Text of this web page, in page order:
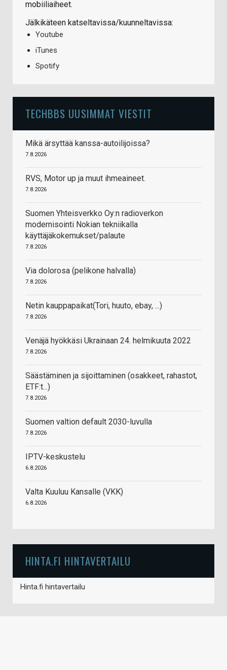
mobiiliaiheet.
Jälkikäteen katseltavissa/kuunneltavissa:
Youtube
iTunes
Spotify
TECHBBS UUSIMMAT VIESTIT
Mikä ärsyttää kanssa-autoilijoissa?
7.8.2026
RVS, Motor up ja muut ihmeaineet.
7.8.2026
Suomen Yhteisverkko Oy:n radioverkon
modernisointi Nokian tekniikalla
käyttäjäkokemukset/palaute
7.8.2026
Via dolorosa (pelikone halvalla)
7.8.2026
Netin kauppapaikat(Tori, huuto, ebay, ...)
7.8.2026
Venäjä hyökkäsi Ukrainaan 24. helmikuuta 2022
7.8.2026
Säästäminen ja sijoittaminen (osakkeet, rahastot,
ETF:t...)
7.8.2026
Suomen valtion default 2030-luvulla
7.8.2026
IPTV-keskustelu
6.8.2026
Valta Kuuluu Kansalle (VKK)
6.8.2026
HINTA.FI HINTAVERTAILU
Hinta.fi hintavertailu